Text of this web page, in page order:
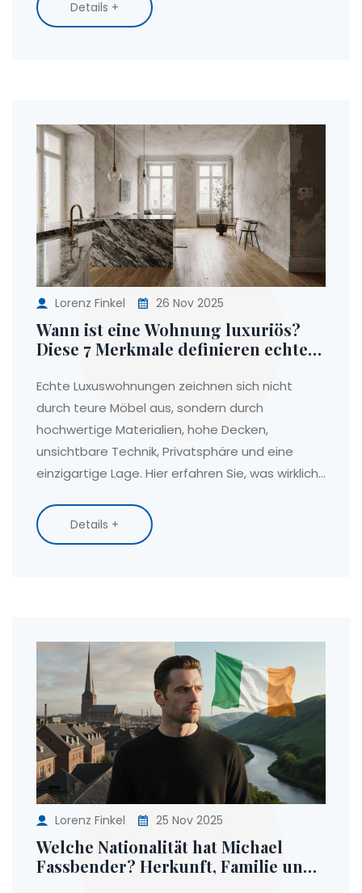
Details +
Lorenz Finkel 26 Nov 2025
Wann ist eine Wohnung luxuriös?
Diese 7 Merkmale definieren echten
Echte Luxuswohnungen zeichnen sich nicht
durch teure Möbel aus, sondern durch
hochwertige Materialien, hohe Decken,
unsichtbare Technik, Privatsphäre und eine
einzigartige Lage. Hier erfahren Sie, was wirklich
Details +
Lorenz Finkel 25 Nov 2025
Welche Nationalität hat Michael
Fassbender? Herkunft, Familie und